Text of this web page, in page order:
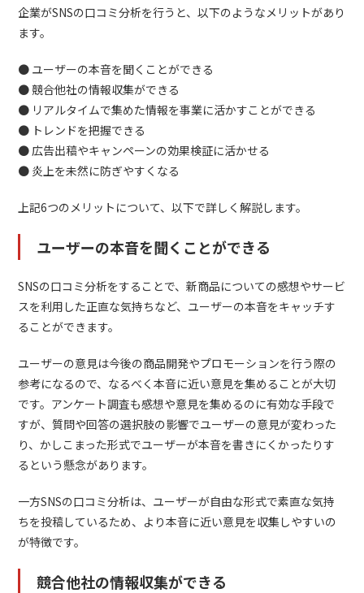
企業がSNSの口コミ分析を行うと、以下のようなメリットがあり
ます。
● ユーザーの本音を聞くことができる
● 競合他社の情報収集ができる
● リアルタイムで集めた情報を事業に活かすことができる
● トレンドを把握できる
● 広告出稿やキャンペーンの効果検証に活かせる
● 炎上を未然に防ぎやすくなる
上記6つのメリットについて、以下で詳しく解説します。
ユーザーの本音を聞くことができる
SNSの口コミ分析をすることで、新商品についての感想やサービ
スを利用した正直な気持ちなど、ユーザーの本音をキャッチす
ることができます。
ユーザーの意見は今後の商品開発やプロモーションを行う際の
参考になるので、なるべく本音に近い意見を集めることが大切
です。アンケート調査も感想や意見を集めるのに有効な手段で
すが、質問や回答の選択肢の影響でユーザーの意見が変わった
り、かしこまった形式でユーザーが本音を書きにくかったりす
るという懸念があります。
一方SNSの口コミ分析は、ユーザーが自由な形式で素直な気持
ちを投稿しているため、より本音に近い意見を収集しやすいの
が特徴です。
競合他社の情報収集ができる